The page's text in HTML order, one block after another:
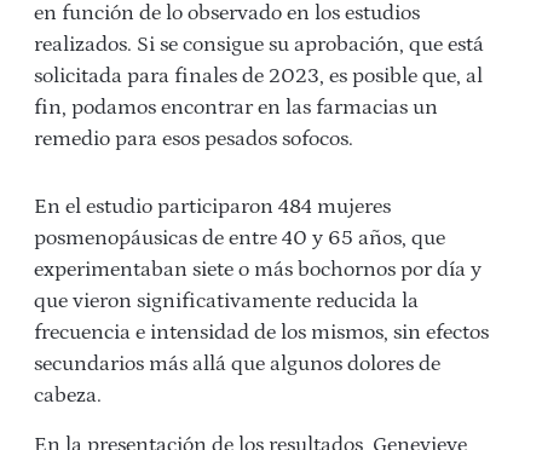
en función de lo observado en los estudios
realizados. Si se consigue su aprobación, que está
solicitada para finales de 2023, es posible que, al
fin, podamos encontrar en las farmacias un
remedio para esos pesados sofocos.
En el estudio participaron 484 mujeres
posmenopáusicas de entre 40 y 65 años, que
experimentaban siete o más bochornos por día y
que vieron significativamente reducida la
frecuencia e intensidad de los mismos, sin efectos
secundarios más allá que algunos dolores de
cabeza.